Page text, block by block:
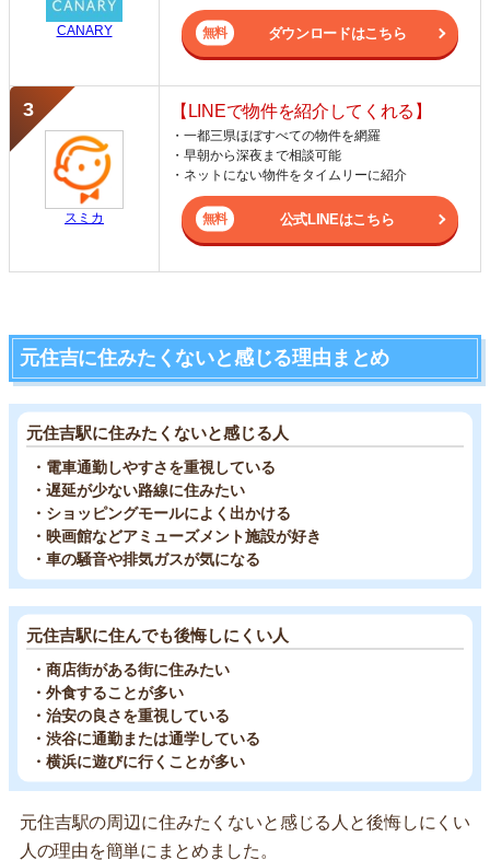
CANARY ダウンロードはこちら
スミカ
【LINEで物件を紹介してくれる】
・一都三県ほぼすべての物件を網羅
・早朝から深夜まで相談可能
・ネットにない物件をタイムリーに紹介
公式LINEはこちら
元住吉に住みたくないと感じる理由まとめ
元住吉駅に住みたくないと感じる人
・電車通勤しやすさを重視している
・遅延が少ない路線に住みたい
・ショッピングモールによく出かける
・映画館などアミューズメント施設が好き
・車の騒音や排気ガスが気になる
元住吉駅に住んでも後悔しにくい人
・商店街がある街に住みたい
・外食することが多い
・治安の良さを重視している
・渋谷に通勤または通学している
・横浜に遊びに行くことが多い
元住吉駅の周辺に住みたくないと感じる人と後悔しにくい
人の理由を簡単にまとめました。